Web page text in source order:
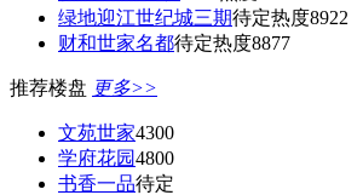
绿地迎江世纪城三期待定热度8922
财和世家名都待定热度8877
推荐楼盘 更多>>
文苑世家4300
学府花园4800
书香一品待定